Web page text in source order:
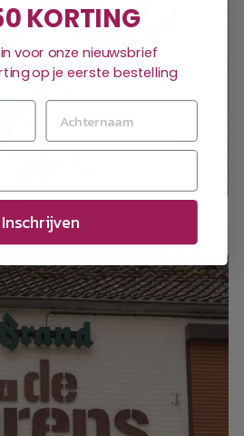
KORTING
voor onze nieuwsbrief
op je eerste bestelling
Inschrijven